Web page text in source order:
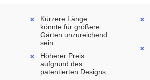
Kürzere Länge
könnte für größere
Gärten unzureichend
sein
Höherer Preis
aufgrund des
patentierten Designs